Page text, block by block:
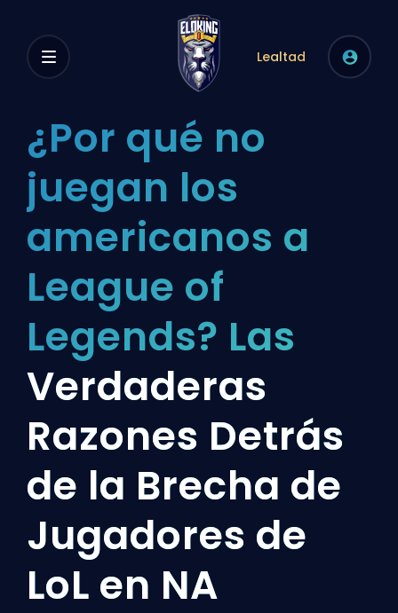
Lealtad
¿Por qué no
juegan los
americanos a
League of
Legends? Las
Verdaderas
Razones Detrás
de la Brecha de
Jugadores de
LoL en NA